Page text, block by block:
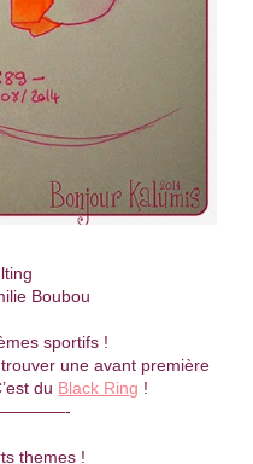
Boubou
sportifs !
une avant première
du Black Ring !
themes !